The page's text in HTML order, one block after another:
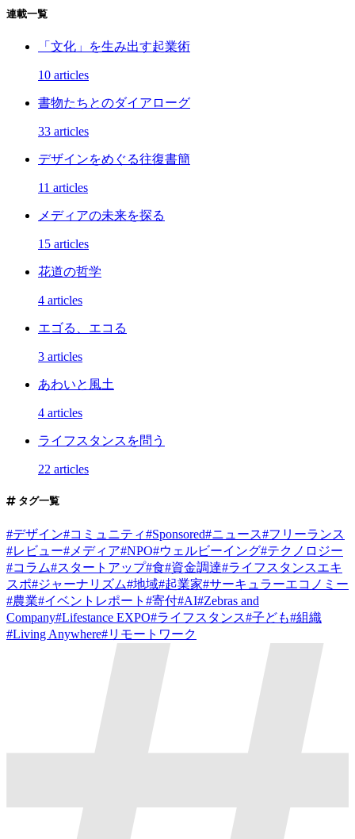
連載一覧
「文化」を生み出す起業術
10 articles
書物たちとのダイアローグ
33 articles
デザインをめぐる往復書簡
11 articles
メディアの未来を探る
15 articles
花道の哲学
4 articles
エゴる、エコる
3 articles
あわいと風土
4 articles
ライフスタンスを問う
22 articles
タグ一覧
#デザイン#コミュニティ#Sponsored#ニュース#フリーランス
#レビュー# メディア#NPO#ウェルビーイング#テクノロジー
#コラム#スタートアップ#食#資金調達#ライフスタンスエキ
スポ#ジャーナリズム#地域#起業家#サーキュラーエコノミー
#農業#イベントレポート #寄付#AI#Zebras and
Company#Lifestance EXPO#ライフスタンス#子ども#組織
#Living Anywhere#リモートワーク